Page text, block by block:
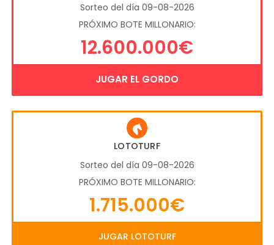
Sorteo del día 09-08-2026
PRÓXIMO BOTE MILLONARIO:
12.600.000€
JUGAR EL GORDO
LOTOTURF
Sorteo del día 09-08-2026
PRÓXIMO BOTE MILLONARIO:
1.715.000€
JUGAR LOTOTURF